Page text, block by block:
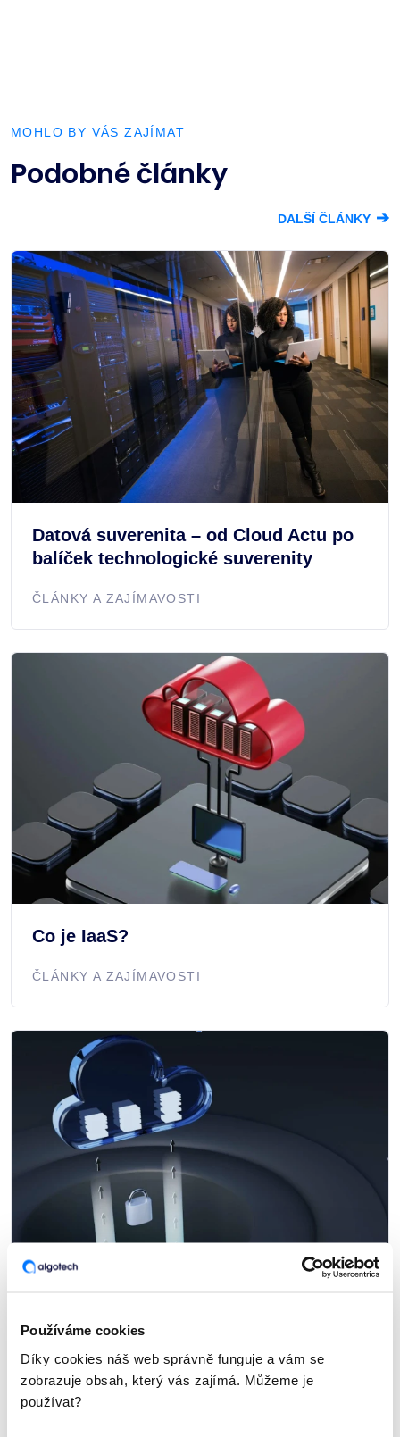
Používáme cookies
Díky cookies náš web správně funguje a vám se
zobrazuje obsah, který vás zajímá. Můžeme je
používat?
MOHLO BY VÁS ZAJÍMAT
Podobné články
DALŠÍ ČLÁNKY ➔
Datová suverenita – od Cloud Actu po
balíček technologické suverenity
ČLÁNKY A ZAJÍMAVOSTI
Co je IaaS?
ČLÁNKY A ZAJÍMAVOSTI
klíče od vaší IT infrastruktury?
ČLÁNKY A ZAJÍMAVOSTI